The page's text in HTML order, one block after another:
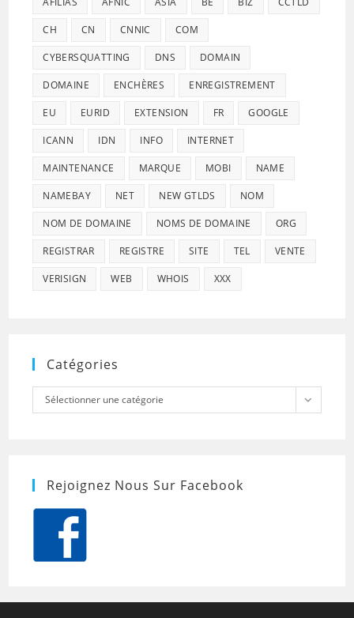
CH CN CNNIC COM
CYBERSQUATTING DNS DOMAIN
DOMAINE ENCHÈRES ENREGISTREMENT
EU EURID EXTENSION FR GOOGLE
ICANN IDN INFO INTERNET
MAINTENANCE MARQUE MOBI NAME
NAMEBAY NET NEW GTLDS NOM
NOM DE DOMAINE NOMS DE DOMAINE ORG
REGISTRAR REGISTRE SITE TEL VENTE
VERISIGN WEB WHOIS XXX
Catégories
Catégories
Sélectionner une catégorie
Rejoignez Nous Sur Facebook